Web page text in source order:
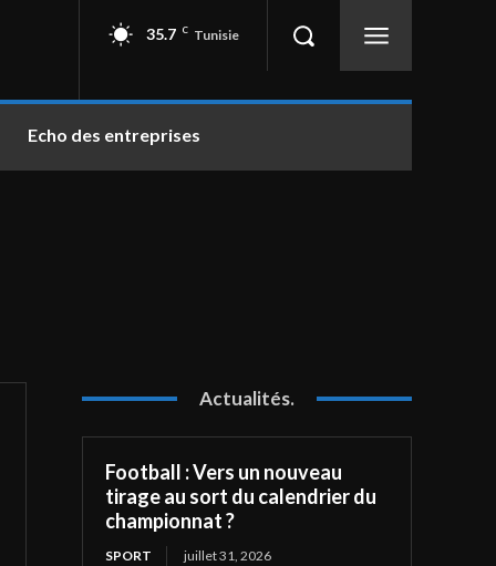
35.7 C Tunisie
Echo des entreprises
Actualités.
Football : Vers un nouveau
tirage au sort du calendrier du
championnat ?
SPORT juillet 31, 2026